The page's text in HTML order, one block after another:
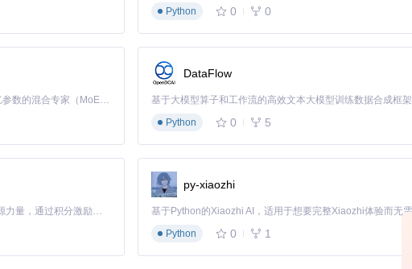
Python
0 0
Kimi K3 是Kimi能力最强的模型：这是一个拥有 2.8 万亿参数的混合专家（MoE）模型，具备原生视觉理解能力，并支持 100 万 token 的上下文窗口。
DataFlow
基于大模型算子和工作流的高效文本大模型训练数据合成框架
Python
0 5
「源启盛夏」暑期校园开发者成长计划旨在激活校园开源力量，通过积分激励、认证扶持、资源倾斜等形式，引导高校组织和开发者完成「入驻 — 建项目 — 做贡献 — 获认证 — 得资源」的完整闭环。无论你是想带领社团入驻平台的组织者，还是希望用代码贡献证明自己的开发者，都能在这里找到属于你的成长路径。
py-xiaozhi
Python
0 1